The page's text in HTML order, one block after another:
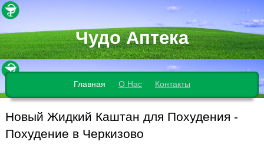
Чудо Аптека
Главная О Нас Контакты
Новый Жидкий Каштан для Похудения -
Похудение в Черкизово